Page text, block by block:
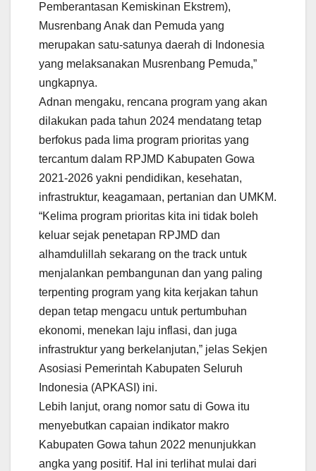
Pemberantasan Kemiskinan Ekstrem),
Musrenbang Anak dan Pemuda yang
merupakan satu-satunya daerah di Indonesia
yang melaksanakan Musrenbang Pemuda,”
ungkapnya.
Adnan mengaku, rencana program yang akan
dilakukan pada tahun 2024 mendatang tetap
berfokus pada lima program prioritas yang
tercantum dalam RPJMD Kabupaten Gowa
2021-2026 yakni pendidikan, kesehatan,
infrastruktur, keagamaan, pertanian dan UMKM.
“Kelima program prioritas kita ini tidak boleh
keluar sejak penetapan RPJMD dan
alhamdulillah sekarang on the track untuk
menjalankan pembangunan dan yang paling
terpenting program yang kita kerjakan tahun
depan tetap mengacu untuk pertumbuhan
ekonomi, menekan laju inflasi, dan juga
infrastruktur yang berkelanjutan,” jelas Sekjen
Asosiasi Pemerintah Kabupaten Seluruh
Indonesia (APKASI) ini.
Lebih lanjut, orang nomor satu di Gowa itu
menyebutkan capaian indikator makro
Kabupaten Gowa tahun 2022 menunjukkan
angka yang positif. Hal ini terlihat mulai dari